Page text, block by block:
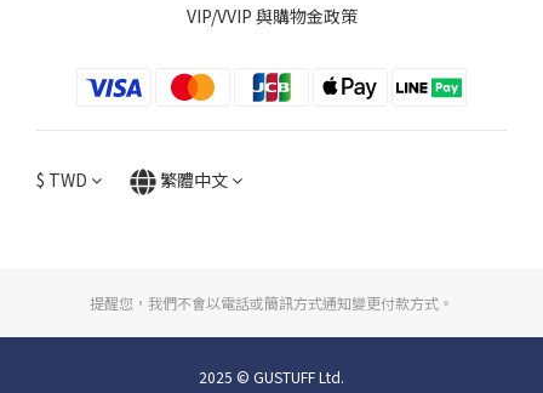
VIP/VVIP 與購物金政策
$ TWD 繁體中文
提醒您，我們不會以電話或簡訊方式通知變更付款方式。
2025 © GUSTUFF Ltd.